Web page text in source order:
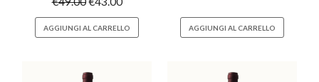
AGGIUNGI AL CARRELLO AGGIUNGI AL CARRELLO